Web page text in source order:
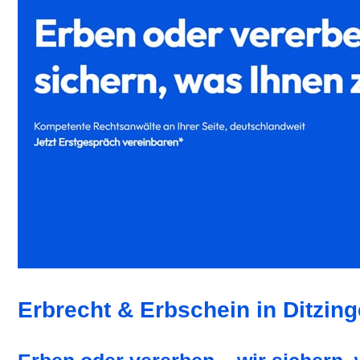
Erbrecht & Erbschein in